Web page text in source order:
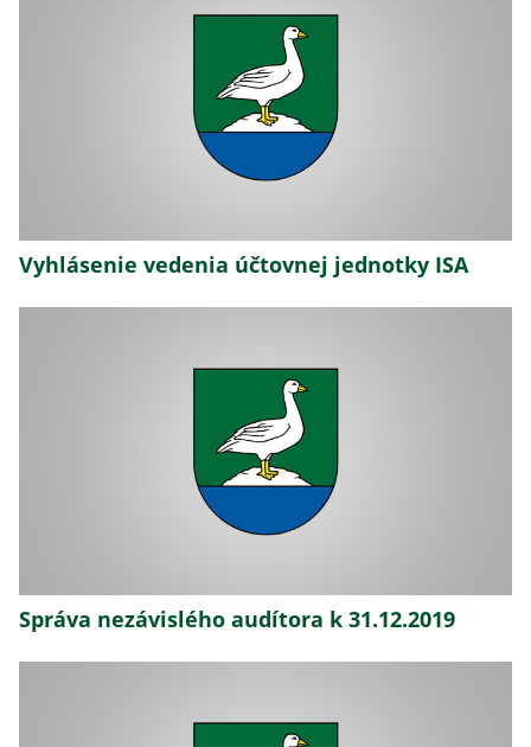
Vyhlásenie vedenia účtovnej jednotky ISA
Správa nezávislého audítora k 31.12.2019